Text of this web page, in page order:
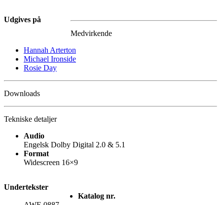
Udgives på
Medvirkende
Hannah Arterton
Michael Ironside
Rosie Day
Downloads
Tekniske detaljer
Audio
Engelsk Dolby Digital 2.0 & 5.1
Format
Widescreen 16×9
Undertekster
Katalog nr.